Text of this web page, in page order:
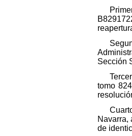
Sección
tomo
Navarra,
de